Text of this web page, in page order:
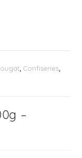
Confiseries
–